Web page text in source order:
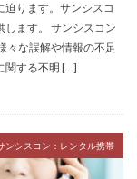
ります。サンシスコ
ます。 サンシスコン
々な誤解や情報の不足
関する不明 […]
ンシスコン：レンタル携帯